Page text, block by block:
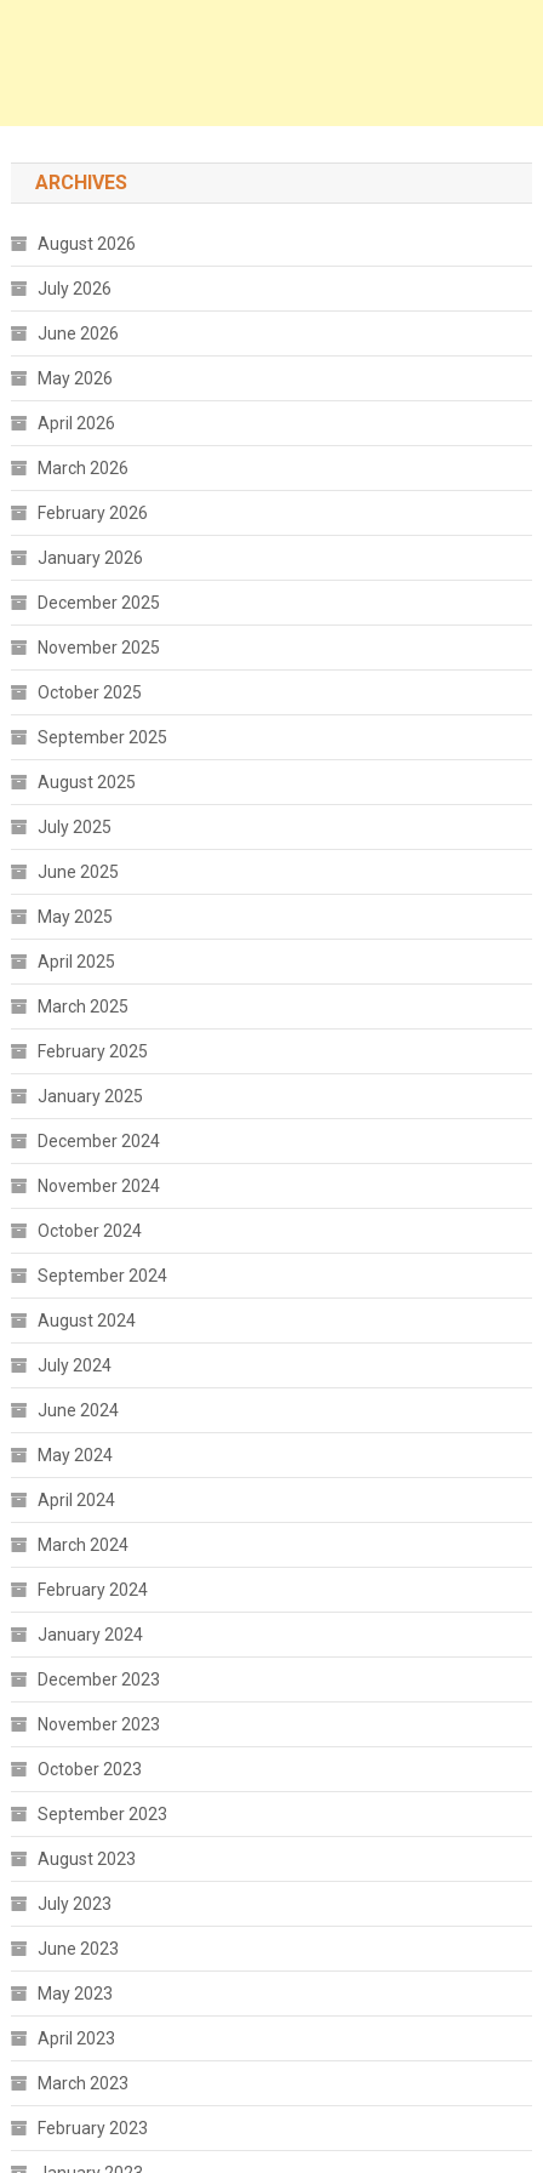
ARCHIVES
August 2026
July 2026
June 2026
May 2026
April 2026
March 2026
February 2026
January 2026
December 2025
November 2025
October 2025
September 2025
August 2025
July 2025
June 2025
May 2025
April 2025
March 2025
February 2025
January 2025
December 2024
November 2024
October 2024
September 2024
August 2024
July 2024
June 2024
May 2024
April 2024
March 2024
February 2024
January 2024
December 2023
November 2023
October 2023
September 2023
August 2023
July 2023
June 2023
May 2023
April 2023
March 2023
February 2023